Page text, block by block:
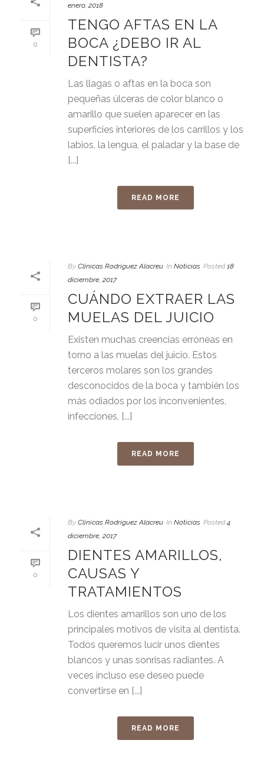
0
enero, 2018
TENGO AFTAS EN LA
BOCA ¿DEBO IR AL
DENTISTA?
Las llagas o aftas en la boca son
pequeñas úlceras de color blanco o
amarillo que suelen aparecer en las
superficies interiores de los carrillos y los
labios, la lengua, el paladar y la base de
[...]
READ MORE
0
By Clínicas Rodríguez Alacreu In Noticias Posted 18
diciembre, 2017
CUÁNDO EXTRAER LAS
MUELAS DEL JUICIO
Existen muchas creencias erróneas en
torno a las muelas del juicio. Estos
terceros molares son los grandes
desconocidos de la boca y también los
más odiados por los inconvenientes,
infecciones, [...]
READ MORE
0
By Clínicas Rodríguez Alacreu In Noticias Posted 4
diciembre, 2017
DIENTES AMARILLOS,
CAUSAS Y
TRATAMIENTOS
Los dientes amarillos son uno de los
principales motivos de visita al dentista.
Todos queremos lucir unos dientes
blancos y unas sonrisas radiantes. A
veces incluso ese deseo puede
convertirse en [...]
READ MORE